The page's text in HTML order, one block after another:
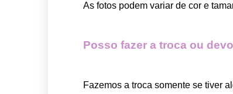
As fotos podem variar de cor e
Posso fazer a troca ou
Fazemos a troca somente se tiver